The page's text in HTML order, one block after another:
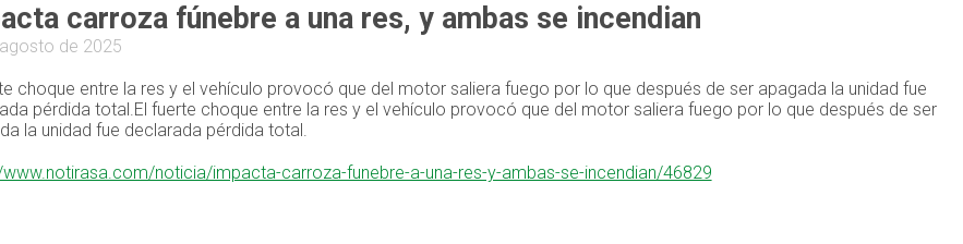
carroza fúnebre a una res, y ambas se incendian
de 2025
choque entre la res y el vehículo provocó que del motor saliera fuego por lo que después de ser apagada la unidad fue
pérdida total.El fuerte choque entre la res y el vehículo provocó que del motor saliera fuego por lo que después de ser
la unidad fue declarada pérdida total.
www.notirasa.com/noticia/impacta-carroza-funebre-a-una-res-y-ambas-se-incendian/46829